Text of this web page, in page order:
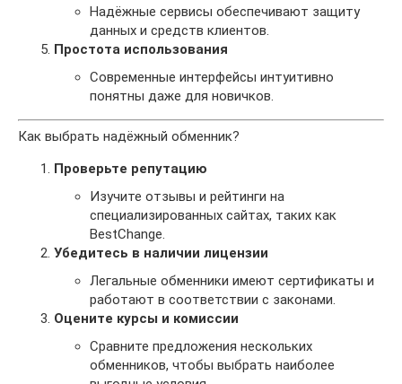
Надёжные сервисы обеспечивают защиту
данных и средств клиентов.
Простота использования
Современные интерфейсы интуитивно
понятны даже для новичков.
Как выбрать надёжный обменник?
Проверьте репутацию
Изучите отзывы и рейтинги на
специализированных сайтах, таких как
BestChange.
Убедитесь в наличии лицензии
Легальные обменники имеют сертификаты и
работают в соответствии с законами.
Оцените курсы и комиссии
Сравните предложения нескольких
обменников, чтобы выбрать наиболее